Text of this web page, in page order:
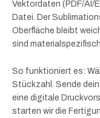
Vektordaten (PDF/AI/
Datei. Der
Oberfläche bleibt
sind
So funktioniert es:
Stückzahl. Sende
eine digitale
starten wir die